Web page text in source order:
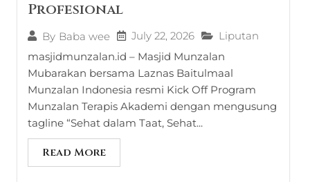
Profesional
By Baba wee July 22, 2026
Liputan
masjidmunzalan.id – Masjid Munzalan
Mubarakan bersama Laznas Baitulmaal
Munzalan Indonesia resmi Kick Off Program
Munzalan Terapis Akademi dengan mengusung
tagline “Sehat dalam Taat, Sehat...
Read More